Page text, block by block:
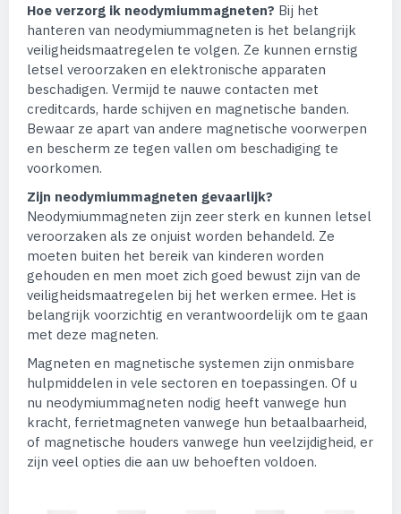
Hoe verzorg ik neodymiummagneten? Bij het
hanteren van neodymiummagneten is het belangrijk
veiligheidsmaatregelen te volgen. Ze kunnen ernstig
letsel veroorzaken en elektronische apparaten
beschadigen. Vermijd te nauwe contacten met
creditcards, harde schijven en magnetische banden.
Bewaar ze apart van andere magnetische voorwerpen
en bescherm ze tegen vallen om beschadiging te
voorkomen.
Zijn neodymiummagneten gevaarlijk?
Neodymiummagneten zijn zeer sterk en kunnen letsel
veroorzaken als ze onjuist worden behandeld. Ze
moeten buiten het bereik van kinderen worden
gehouden en men moet zich goed bewust zijn van de
veiligheidsmaatregelen bij het werken ermee. Het is
belangrijk voorzichtig en verantwoordelijk om te gaan
met deze magneten.
Magneten en magnetische systemen zijn onmisbare
hulpmiddelen in vele sectoren en toepassingen. Of u
nu neodymiummagneten nodig heeft vanwege hun
kracht, ferrietmagneten vanwege hun betaalbaarheid,
of magnetische houders vanwege hun veelzijdigheid, er
zijn veel opties die aan uw behoeften voldoen.